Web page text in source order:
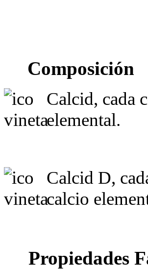
Composición
Calcid, cada
elemental.
Calcid D,
calcio
Propiedades